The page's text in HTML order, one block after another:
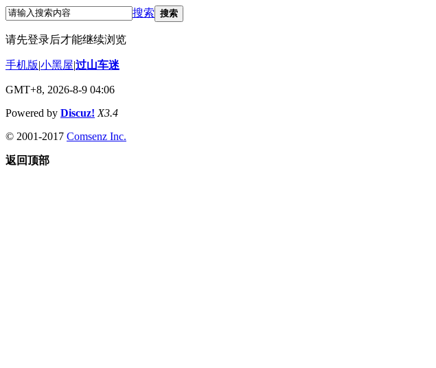
搜索 搜索
请先登录后才能继续浏览
手机版|小黑屋|过山车迷
GMT+8, 2026-8-9 04:06
Powered by Discuz! X3.4
© 2001-2017 Comsenz Inc.
返回顶部